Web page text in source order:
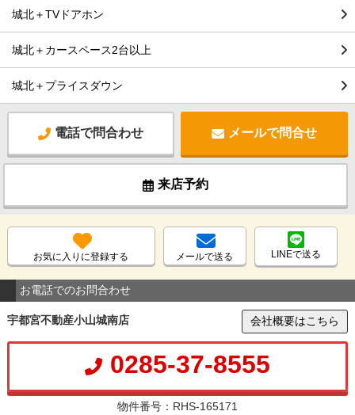
城北＋TVドアホン
城北＋カースペース2台以上
城北＋プライスダウン
電話で問合わせ メールで問合せ
来店予約
お気に入りに登録する メールで送る LINEで送る
お電話でのお問合わせ
宇都宮不動産小山城南店 会社概要はこちら
0285-37-8555
物件番号：RHS-165171